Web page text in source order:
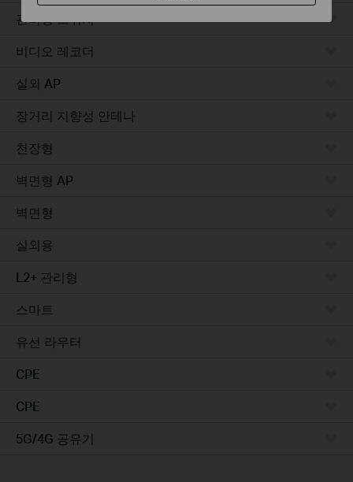
관리형 스위치
비디오 레코더
실외 AP
장거리 지향성 안테나
천장형
벽면형 AP
벽면형
실외용
L2+ 관리형
스마트
유선 라우터
CPE
CPE
5G/4G 공유기